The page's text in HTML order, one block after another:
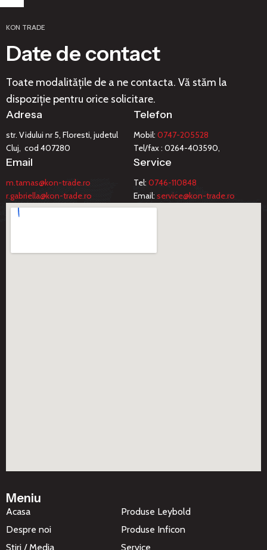
KON TRADE
Date de contact
Toate modalitățile de a ne contacta. Vă stăm la
dispoziție pentru orice solicitare.
Adresa
str. Vidului nr 5, Floresti, judetul
Cluj, cod 407280
Telefon
Mobil: 0747-205528
Tel/fax : 0264-403590,
Email
m.tamas@kon-trade.ro
r.gabriella@kon-trade.ro
Service
Tel: 0746-110848
Email: service@kon-trade.ro
Meniu
Acasa
Despre noi
Stiri / Media
Produse Leybold
Produse Inficon
Service